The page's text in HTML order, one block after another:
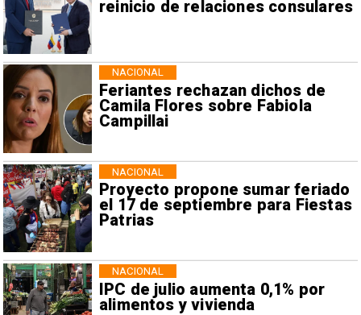
reinicio de relaciones consulares
Feriantes rechazan dichos de
Camila Flores sobre Fabiola
Campillai
NACIONAL
Proyecto propone sumar feriado
el 17 de septiembre para Fiestas
Patrias
NACIONAL
IPC de julio aumenta 0,1% por
alimentos y vivienda
NACIONAL